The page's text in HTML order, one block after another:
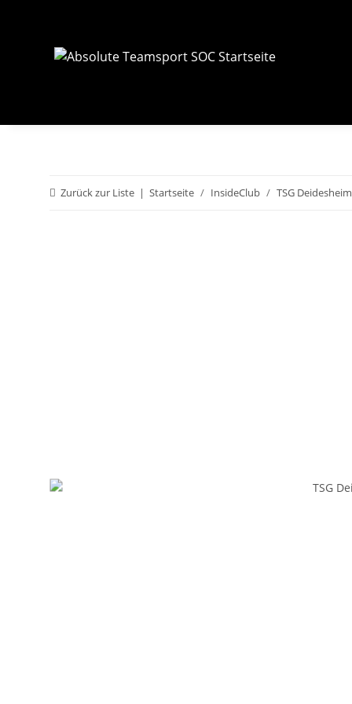
Zurück zur Liste Startseite InsideClub TSG Deidesheim